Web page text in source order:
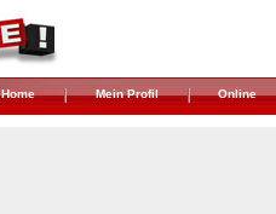
Home Mein Profil Online